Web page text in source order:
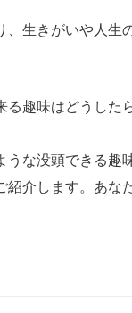
、生きがいや人
る趣味はどうし
うな没頭できる趣
紹介します。あ